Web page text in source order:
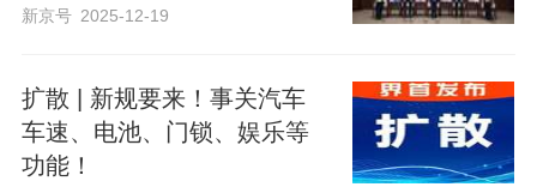
新京号 2025-12-19
扩散 | 新规要来！事关汽车
车速、电池、门锁、娱乐等
功能！